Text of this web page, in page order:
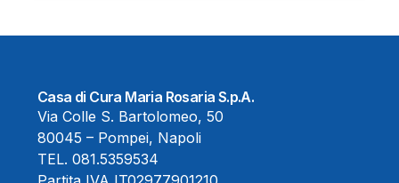
Casa di Cura Maria Rosaria S.p.A.
Via Colle S. Bartolomeo, 50
80045 – Pompei, Napoli
TEL. 081.5359534